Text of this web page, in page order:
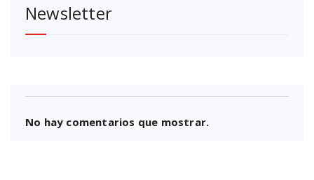
Newsletter
No hay comentarios que mostrar.